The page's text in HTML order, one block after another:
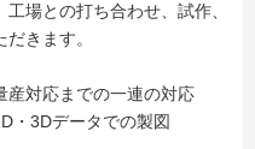
場との打ち合わせ、試作、
きます。
産対応までの一連の対応
・3Dデータでの製図